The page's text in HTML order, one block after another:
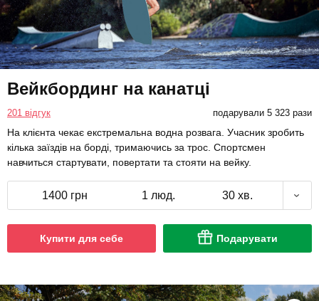
Вейкбординг на канатці
201 відгук подарували 5 323 рази
На клієнта чекає екстремальна водна розвага. Учасник зробить
кілька заїздів на борді, тримаючись за трос. Спортсмен
навчиться стартувати, повертати та стояти на вейку.
1400 грн 1 люд. 30 хв.
Купити для себе Подарувати